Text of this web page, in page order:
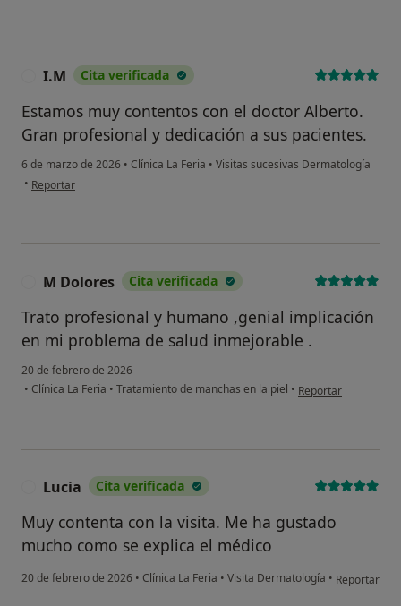
I.M Cita verificada
Estamos muy contentos con el doctor Alberto.
Gran profesional y dedicación a sus pacientes.
6 de marzo de 2026 • Clínica La Feria • Visitas sucesivas Dermatología
• en opinión del usuario I.M
Reportar
M Dolores Cita verificada
Trato profesional y humano ,genial implicación
en mi problema de salud inmejorable .
20 de febrero de 2026
• Clínica La Feria • Tratamiento de manchas en la piel • en opinión del
Reportar
Lucia Cita verificada
Muy contenta con la visita. Me ha gustado
mucho como se explica el médico
20 de febrero de 2026 • Clínica La Feria • Visita Dermatología • en opinión
Reportar